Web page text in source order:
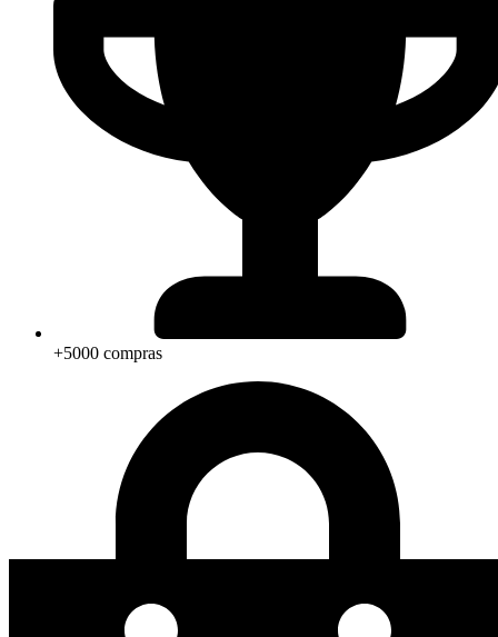
+5000 compras